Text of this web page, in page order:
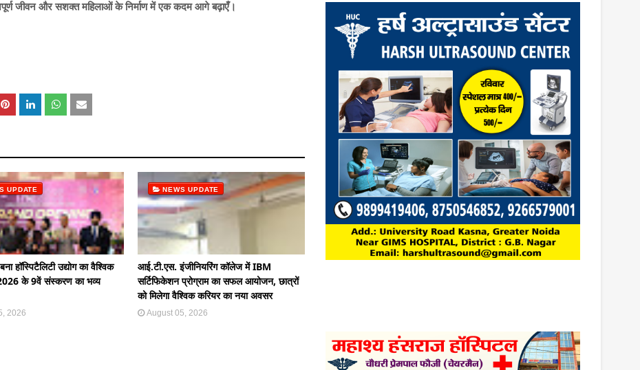
जीवन और सशक्त महिलाओं के निर्माण में एक कदम आगे बढ़ाएँ।
UPDATE
हॉस्पिटैलिटी उद्योग का वैश्विक
के 9वें संस्करण का भव्य
2026
NEWS UPDATE
आई.टी.एस. इंजीनियरिंग कॉलेज में IBM
सर्टिफिकेशन प्रोग्राम का सफल आयोजन, छात्रों
को मिलेगा वैश्विक करियर का नया अवसर
August 05, 2026